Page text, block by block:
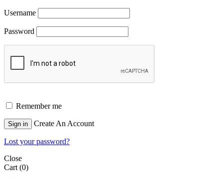
Username
Password
Remember me
Sign in Create An Account
Lost your password?
Close
Cart (0)